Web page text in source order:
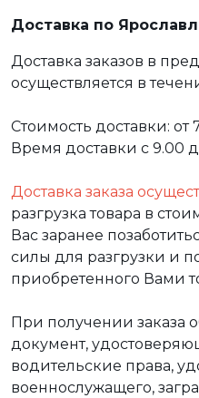
Доставка по
Доставка заказов в
осуществляется в
Стоимость доставки: от
Время доставки с 9.00
Доставка заказа
разгрузка товара в
Вас заранее
силы для разгрузки и
приобретенного Вами
При получении заказа
документ,
водительские права,
военнослужащего,